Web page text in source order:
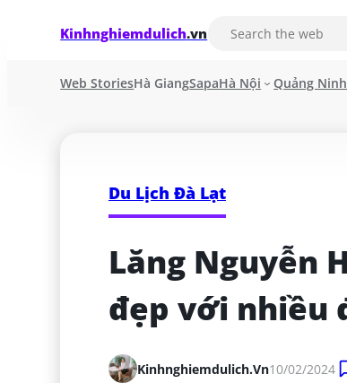
Kinhnghiemdulich.vn
Web StoriesHà GiangSapaHà Nội Quảng Ninh
Du Lịch Đà Lạt
Lăng Nguyễn
đẹp với nhiều
Kinhnghiemdulich.vn10/02/2024